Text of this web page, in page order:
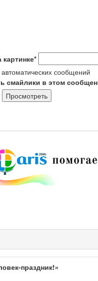
*
смайлики в этом
праздник!»